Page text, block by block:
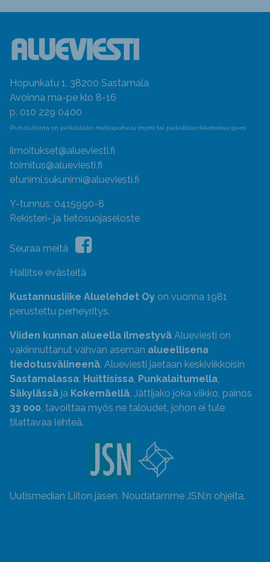
Hopunkatu 1, 38200 Sastamala
Avoinna ma-pe klo 8-16
p. 010 229 0400
(Puheluhinta on pelkästään matkapuhelu (mpm) tai paikallisverkkomaksu (pvm)
ilmoitukset@alueviesti.fi
toimitus@alueviesti.fi
etunimi.sukunimi@alueviesti.fi
Y-tunnus: 0415990-8
Rekisteri- ja tietosuojaseloste
Seuraa meitä
Hallitse evästeitä
Kustannusliike Aluelehdet Oy on vuonna 1981
perustettu perheyritys.
Viiden kunnan alueella ilmestyvä Alueviesti on
vakiinnuttanut vahvan aseman alueellisena
tiedotusvälineenä. Alueviesti jaetaan keskiviikkoisin
Sastamalassa, Huittisissa, Punkalaitumella,
Säkylässä ja Kokemäellä. Jättijako joka viikko, painos
33 000, tavoittaa myös ne taloudet, johon ei tule
tilattavaa lehteä.
Uutismedian Liiton jäsen. Noudatamme JSN:n ohjeita.